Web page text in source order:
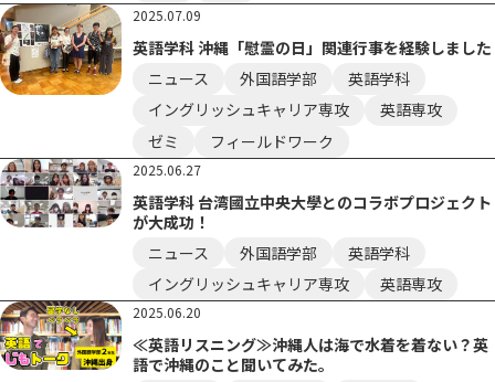
2025.07.09
英語学科 沖縄「慰霊の日」関連行事を経験しました
ニュース
外国語学部
英語学科
イングリッシュキャリア専攻
英語専攻
ゼミ
フィールドワーク
2025.06.27
英語学科 台湾國立中央大學とのコラボプロジェクト
が大成功！
ニュース
外国語学部
英語学科
イングリッシュキャリア専攻
英語専攻
2025.06.20
≪英語リスニング≫沖縄人は海で水着を着ない？英
語で沖縄のこと聞いてみた。